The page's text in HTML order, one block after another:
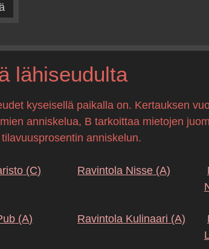
lähiseudulta
kyseisellä paikalla on. Kertauksen
anniskelua, B tarkoittaa mietojen
anniskelun.
(C) Ravintola Nisse (A)
(A) Ravintola Kulinaari (A)